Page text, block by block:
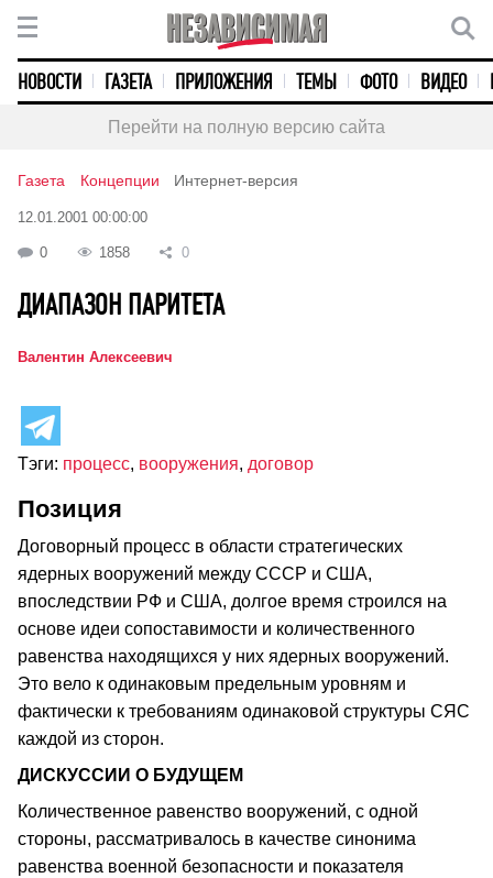
НОВОСТИ ГАЗЕТА ПРИЛОЖЕНИЯ ТЕМЫ ФОТО ВИДЕО
Перейти на полную версию сайта
Газета Концепции Интернет-версия
12.01.2001 00:00:00
0 1858 0
ДИАПАЗОН ПАРИТЕТА
Валентин Алексеевич
Тэги: процесс, вооружения, договор
Позиция
Договорный процесс в области стратегических
ядерных вооружений между СССР и США,
впоследствии РФ и США, долгое время строился на
основе идеи сопоставимости и количественного
равенства находящихся у них ядерных вооружений.
Это вело к одинаковым предельным уровням и
фактически к требованиям одинаковой структуры СЯС
каждой из сторон.
ДИСКУССИИ О БУДУЩЕМ
Количественное равенство вооружений, с одной
стороны, рассматривалось в качестве синонима
равенства военной безопасности и показателя